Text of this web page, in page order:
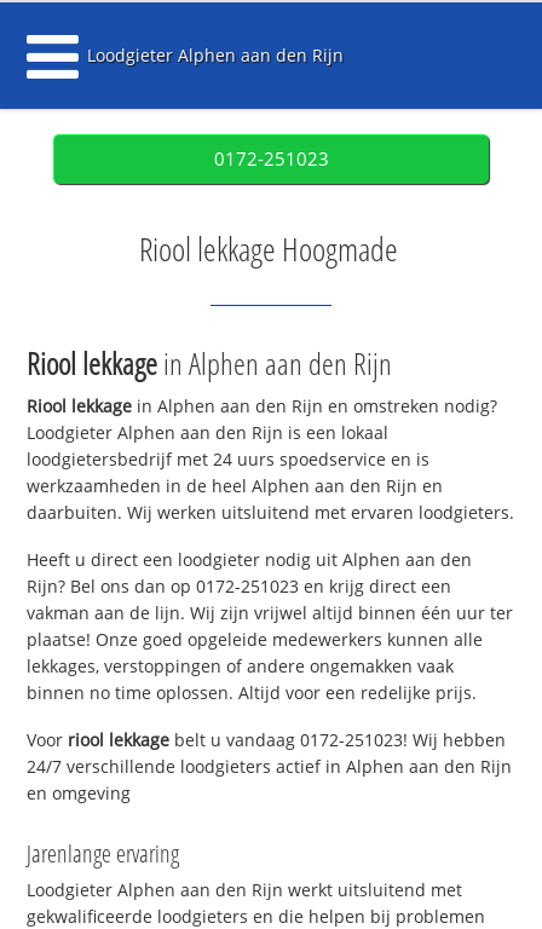
Loodgieter Alphen aan den Rijn
0172-251023
Riool lekkage Hoogmade
Riool lekkagein Alphen aan den Rijn
Riool lekkage in Alphen aan den Rijn en omstreken nodig?
Loodgieter Alphen aan den Rijn is een lokaal
loodgietersbedrijf met 24 uurs spoedservice en is
werkzaamheden in de heel Alphen aan den Rijn en
daarbuiten. Wij werken uitsluitend met ervaren loodgieters.
Heeft u direct een loodgieter nodig uit Alphen aan den
Rijn? Bel ons dan op 0172-251023 en krijg direct een
vakman aan de lijn. Wij zijn vrijwel altijd binnen één uur ter
plaatse! Onze goed opgeleide medewerkers kunnen alle
lekkages, verstoppingen of andere ongemakken vaak
binnen no time oplossen. Altijd voor een redelijke prijs.
Voor riool lekkage belt u vandaag 0172-251023! Wij hebben
24/7 verschillende loodgieters actief in Alphen aan den Rijn
en omgeving
Jarenlange ervaring
Loodgieter Alphen aan den Rijn werkt uitsluitend met
gekwalificeerde loodgieters en die helpen bij problemen